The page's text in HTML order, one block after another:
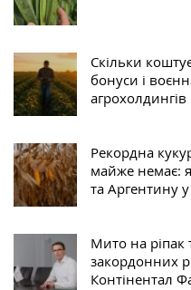
Скільки
бонуси і
агрохолдингів
Рекордна
майже немає:
та Аргентину
Мито на ріпак
закордонних
Контінентал